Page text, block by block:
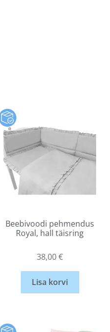
Beebivoodi pehmendus
Royal, hall täisring
38,00€
Lisa korvi